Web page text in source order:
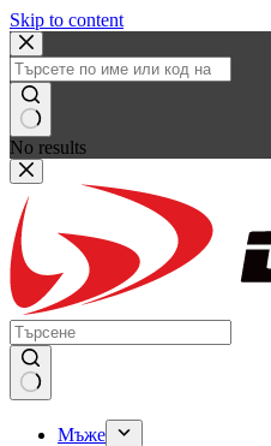
Skip to content
No results
Мъже